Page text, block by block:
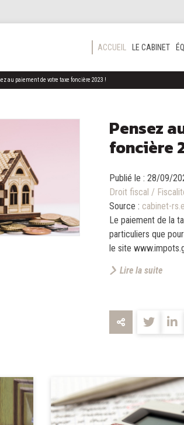
ACCUEIL LE CABINET
au paiement de votre taxe foncière 2023 !
Pensez
foncière
Publié le : 28/09/
Droit fiscal /
Source : cabinet-
Le paiement de la
particuliers que
le site
Lire la suite